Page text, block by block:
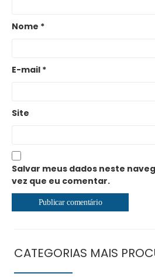
Nome *
E-mail *
Site
Salvar meus dados neste
vez que eu comentar.
CATEGORIAS MAIS